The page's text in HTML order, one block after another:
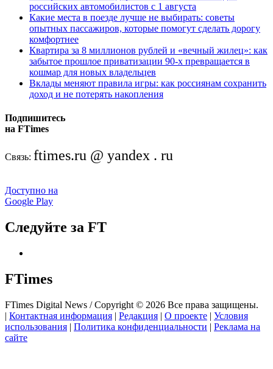
российских автомобилистов с 1 августа
Какие места в поезде лучше не выбирать: советы
опытных пассажиров, которые помогут сделать дорогу
комфортнее
Квартира за 8 миллионов рублей и «вечный жилец»: как
забытое прошлое приватизации 90-х превращается в
кошмар для новых владельцев
Вклады меняют правила игры: как россиянам сохранить
доход и не потерять накопления
Подпишитесь
на FTimes
Связь: ftimes.ru @ yandex . ru
Доступно на
Google Play
Следуйте за FT
FTimes
FTimes Digital News / Copyright © 2026 Все права защищены.
| Контактная информация | Редакция | О проекте | Условия
использования | Политика конфиденциальности | Реклама на
сайте